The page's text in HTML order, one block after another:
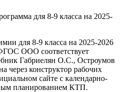
для 8-9 класса на 2025-
для 8-9 класса на 2025-2026
ООО соответствует
Габриелян О.С., Остроумов
через конструктор рабочих
сайте с календарно-
планированием КТП.